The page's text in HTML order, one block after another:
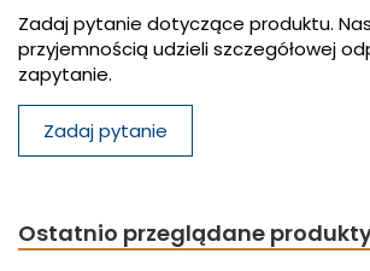
Zadaj pytanie dotyczące produktu.
przyjemnością udzieli szczegółowej
zapytanie.
Zadaj pytanie
Ostatnio przeglądane